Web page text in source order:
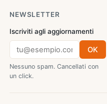
NEWSLETTER
Iscriviti agli aggiornamenti
OK
Nessuno spam. Cancellati con
un click.